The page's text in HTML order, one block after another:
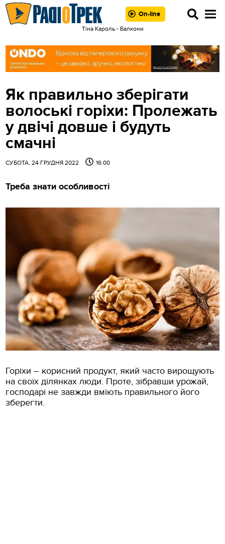
On-line
Тіна Кароль - Балкони
Як правильно зберігати
волоські горіхи: Пролежать
у двічі довше і будуть
смачні
СУБОТА, 24 ГРУДНЯ 2022 16:00
Треба знати особливості
Горіхи – корисний продукт, який часто вирощують
на своїх ділянках люди. Проте, зібравши урожай,
господарі не завжди вміють правильного його
зберегти.